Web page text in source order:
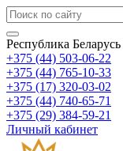
Республика Беларусь
+375 (44) 503-06-22
+375 (44) 765-10-33
+375 (17) 320-03-02
+375 (44) 740-65-71
+375 (29) 384-59-21
Личный кабинет